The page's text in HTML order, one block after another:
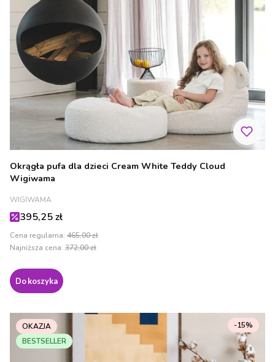
Okrągła pufa dla dzieci Cream White Teddy Cloud
Wigiwama
PRODUCENT
WIGIWAMA
Cena promocyjna
395,25 zł
Cena regularna: 465,00 zł
Najniższa cena: 372,00 zł
Do koszyka
OKAZJA
BESTSELLER
-15%